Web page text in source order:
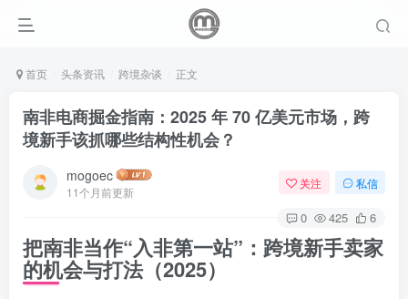
首页 头条资讯 跨境杂谈 正文
南非电商掘金指南：2025 年 70 亿美元市场，跨
境新手该抓哪些结构性机会？
mogoec
11个月前更新
关注 私信
0 425 6
把南非当作“入非第一站”：跨境新手卖家
的机会与打法（2025）